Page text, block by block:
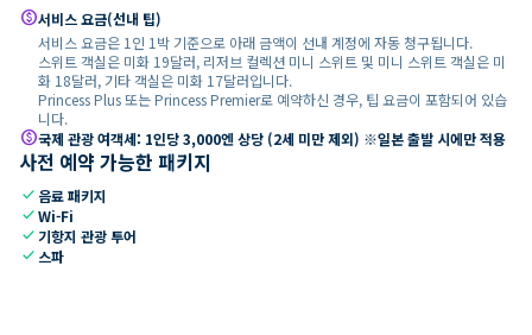
paid서비스 요금(선내 팁)
서비스 요금은 1인 1박 기준으로 아래 금액이 선내 계정에 자동 청구됩니다.
스위트 객실은 미화 19달러, 리저브 컬렉션 미니 스위트 및 미니 스위트 객실은 미
화 18달러, 기타 객실은 미화 17달러입니다.
Princess Plus 또는 Princess Premier로 예약하신 경우, 팁 요금이 포함되어 있습
니다.
paid국제 관광 여객세: 1인당 3,000엔 상당 (2세 미만 제외) ※일본 출발 시에만 적용
사전 예약 가능한 패키지
check 음료 패키지
checkWi-Fi
check 기항지 관광 투어
check 스파